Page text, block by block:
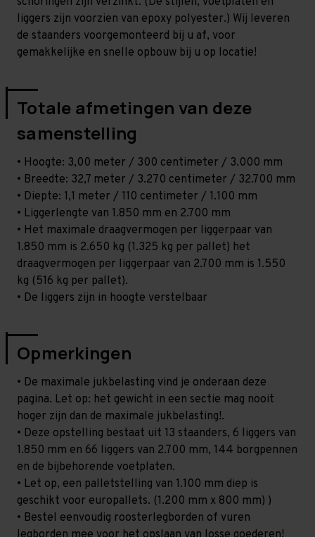
liggers zijn voorzien van epoxy polyester.) Wij leveren
de staanders voorgemonteerd bij u af, voor
gemakkelijke en snelle opbouw bij u op locatie!
Totale afmetingen van deze
samenstelling
• Hoogte: 3,00 meter / 300 centimeter / 3.000 mm
• Breedte: 32,7 meter / 3.270 centimeter / 32.700 mm
• Diepte: 1,1 meter / 110 centimeter / 1.100 mm
• Liggerlengte van 1.850 mm en 2.700 mm
• Het maximale draagvermogen per liggerpaar van
1.850 mm is 2.650 kg (1.325 kg per pallet) het
draagvermogen per liggerpaar van 2.700 mm is 1.550
kg (516 kg per pallet).
• De liggers zijn in hoogte verstelbaar
Opmerkingen
• De maximale jukbelasting vind je onderaan deze
pagina. Let op: het gewicht in een sectie mag nooit
hoger zijn dan de maximale jukbelasting!.
• Deze opstelling bestaat uit 13 staanders, 6 liggers van
1.850 mm en 66 liggers van 2.700 mm, 144 borgpennen
en de bijbehorende voetplaten.
• Let op, een palletstelling van 1.100 mm diep is
geschikt voor europallets. (1.200 mm x 800 mm) )
• Bestel eenvoudig roosterlegborden of vuren